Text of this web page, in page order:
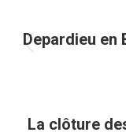
article
Depardieu en
La clôture